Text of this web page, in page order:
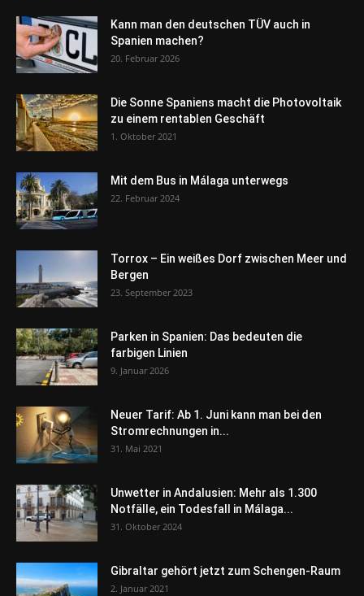
Kann man den deutschen TÜV auch in
Spanien machen?
20. Februar 2026
Die Sonne Spaniens macht die Photovoltaik
zu einem rentablen Geschäft
1. Oktober 2021
Mit dem Bus in Málaga unterwegs
22. Februar 2024
Torrox – Ein weißes Dorf zwischen Meer und
Bergen
23. September 2023
Parken in Spanien: Das bedeuten die
farbigen Linien
9. Januar 2026
Neuer Tarif: Ab 1. Juni kann man bei den
Stromrechnungen in...
31. Mai 2021
Unwetter in Andalusien: Mehr als 1.300
Notfälle, ein Todesfall in Málaga...
31. Oktober 2024
Gibraltar gehört jetzt zum Schengen-Raum
2. Januar 2021